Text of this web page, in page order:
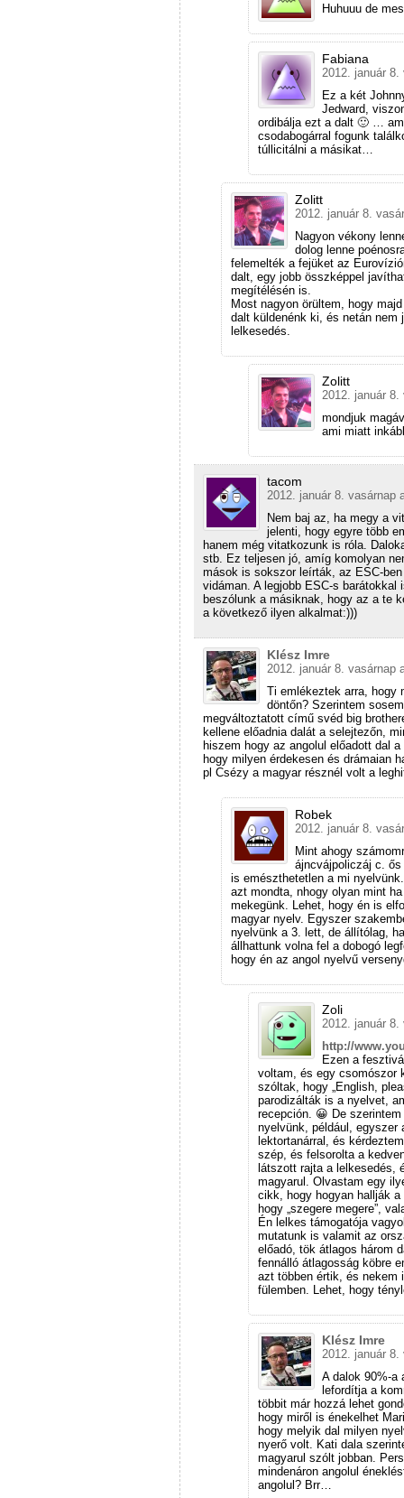
Huhuuu de
Fabiana
2012. január
Ez a két
Jedward,
ordibálja ezt a dalt 🙂 …
csodabogárral fogunk
túllicitálni a másikat…
Zolitt
2012. január 8.
Nagyon vékony
dolog lenne
felemelték a fejüket az
dalt, egy jobb összképpel
megítélésén is.
Most nagyon örültem, hogy
dalt küldenénk ki, és netán nem
lelkesedés.
Zolitt
2012. január
mondjuk
ami miatt
tacom
2012. január 8. vasárnap
Nem baj az, ha megy a
jelenti, hogy egyre több
hanem még vitatkozunk is róla.
stb. Ez teljesen jó, amíg komolyan
mások is sokszor leírták, az ESC-
vidáman. A legjobb ESC-s
beszólunk a másiknak, hogy az a te
a következő ilyen alkalmat:)))
Klész Imre
2012. január 8. vasárnap
Ti emlékeztek arra, hogy
döntőn? Szerintem
megváltoztatott című svéd big
kellene előadnia dalát a selejtezőn,
hiszem hogy az angolul előadott dal
hogy milyen érdekesen és drámaian
pl Csézy a magyar résznél volt a
Robek
2012. január 8.
Mint ahogy
ájncvájpoliczáj c.
is emészthetetlen a mi
azt mondta, nhogy olyan mint
mekegünk. Lehet, hogy én is
magyar nyelv. Egyszer
nyelvünk a 3. lett, de állítólag,
állhattunk volna fel a dobogó
hogy én az angol nyelvű
Zoli
2012. január
http://
Ezen a
voltam, és egy csomószor
szóltak, hogy „English,
parodizálták is a nyelvet,
recepción. 😀 De
nyelvünk, például, egyszer
lektortanárral, és
szép, és felsorolta a
látszott rajta a lelkesedés,
magyarul. Olvastam egy
cikk, hogy hogyan hallják
hogy „szegere megere”,
Én lelkes támogatója
mutatunk is valamit az
előadó, tök átlagos három
fennálló átlagosság köbre
azt többen értik, és nekem
fülemben. Lehet, hogy
Klész Imre
2012. január
A dalok 90%-a
lefordítja a
többit már hozzá lehet
hogy miről is énekelhet
hogy melyik dal milyen
nyerő volt. Kati dala
magyarul szólt jobban.
mindenáron angolul
angolul? Brr…